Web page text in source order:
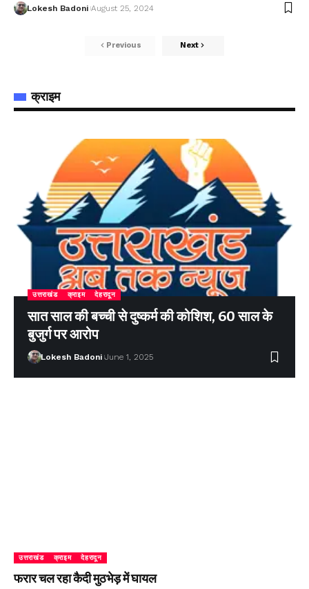
Lokesh Badoni August 25, 2024
Previous Next
क्राइम
उत्तराखंड क्राइम देहरादून
सात साल की बच्ची से दुष्कर्म की कोशिश, 60 साल के
बुजुर्ग पर आरोप
Lokesh Badoni June 1, 2025
उत्तराखंड क्राइम देहरादून
फरार चल रहा कैदी मुठभेड़ में घायल